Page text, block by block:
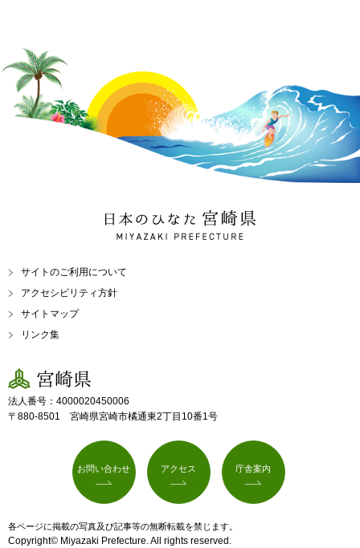
日本のひなた 宮崎県
MIYAZAKI PREFECTURE
サイトのご利用について
アクセシビリティ方針
サイトマップ
リンク集
宮崎県
法人番号：4000020450006
〒880-8501 宮崎県宮崎市橘通東2丁目10番1号
お問い合わせ アクセス 庁舎案内
各ページに掲載の写真及び記事等の無断転載を禁じます。
Copyright© Miyazaki Prefecture. All rights reserved.